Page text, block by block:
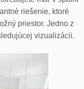
riešenie, ktoré
priestor. Jedno z
vizualizácii.